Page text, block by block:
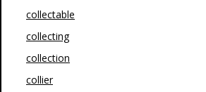
collectable
collecting
collection
collier